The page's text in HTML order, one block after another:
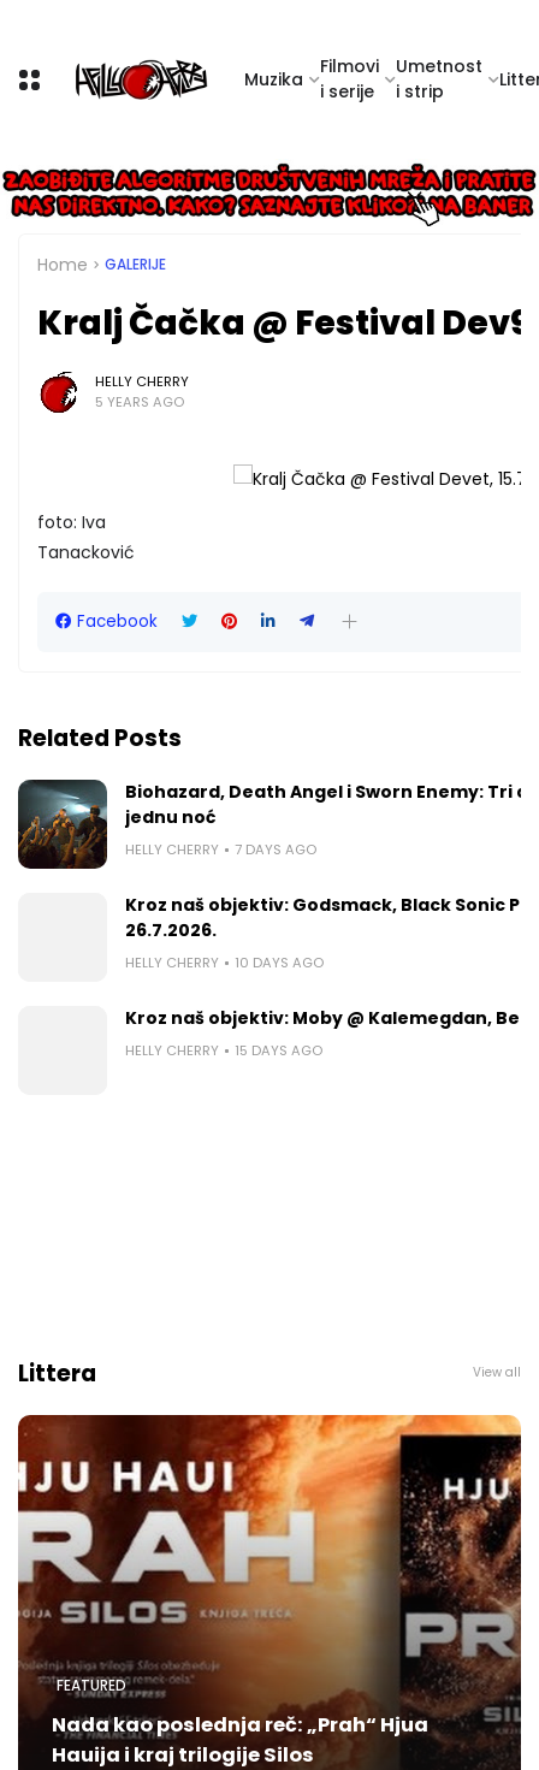
Muzika
Filmovi
i serije
Umetnost
i strip
Home GALERIJE
Kralj Čačka @ Festival
HELLY CHERRY
5 YEARS AGO
foto: Iva
Facebook
Related Posts
Biohazard, Death Angel i Sworn Enemy: Tri
jednu noć
HELLY CHERRY 7 DAYS AGO
Kroz naš objektiv: Godsmack, Black Sonic
26.7.2026.
HELLY CHERRY 10 DAYS AGO
Kroz naš objektiv: Moby @ Kalemegdan,
HELLY CHERRY 15 DAYS AGO
Littera View all
FEATURED
Nada kao poslednja reč: „Prah“ Hjua
Hauija i kraj trilogije Silos